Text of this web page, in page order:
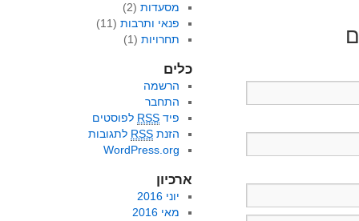
מסעדות(2)
פנאי ותרבות(11)
תחרויות(1)
כלים
הרשמה
התחבר
פיד RSS לפוסטים
הזנת RSS לתגובות
WordPress.org
ארכיון
יוני 2016
מאי 2016